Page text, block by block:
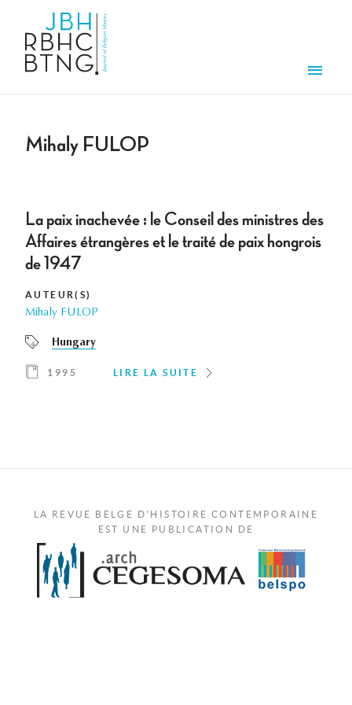
Mihaly FULOP
La paix inachevée : le Conseil des ministres des
Affaires étrangères et le traité de paix hongrois
de 1947
AUTEUR(S)
Mihaly FULOP
Hungary
1995 LIRE LA SUITE
LA REVUE BELGE D'HISTOIRE CONTEMPORAINE
EST UNE PUBLICATION DE